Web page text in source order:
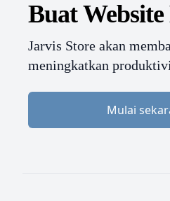
Buat Website
Jarvis Store akan
meningkatkan
Mulai